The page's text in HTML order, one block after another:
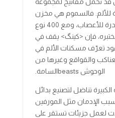
قد تحمل مفاتيح لمجموعة
للألم. فالسموم هي مخزن
طبيعي لجزيئات مخدرة للأعصاب، ومع 400 نوع
فإن <كينگ> يقف في
تعرّف مسكنات الألم في
والقواقع وغيرها من
الوحوش beastsالسامة.
تناضل لتصنيع بدائل
الإدمان مثل المورفين
لعمل جزيئات تستقر على